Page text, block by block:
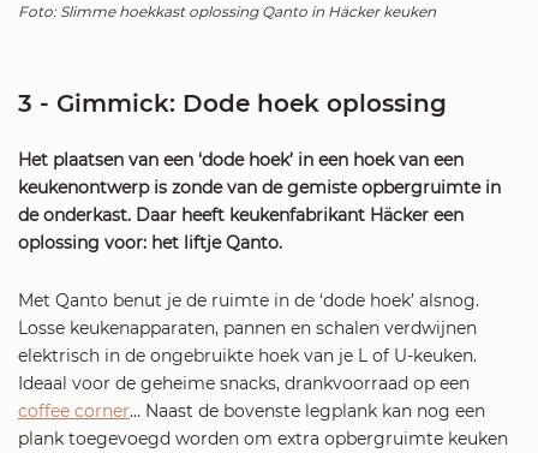
Foto: Slimme hoekkast oplossing Qanto in Häcker keuken
3 - Gimmick: Dode hoek oplossing
Het plaatsen van een ‘dode hoek’ in een hoek van een
keukenontwerp is zonde van de gemiste opbergruimte in
de onderkast. Daar heeft keukenfabrikant Häcker een
oplossing voor: het liftje Qanto.
Met Qanto benut je de ruimte in de ‘dode hoek’ alsnog.
Losse keukenapparaten, pannen en schalen verdwijnen
elektrisch in de ongebruikte hoek van je L of U-keuken.
Ideaal voor de geheime snacks, drankvoorraad op een
coffee corner… Naast de bovenste legplank kan nog een
plank toegevoegd worden om extra opbergruimte keuken